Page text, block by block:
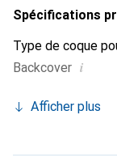
Spécifications
Type de coque
Backcover i
Afficher plus